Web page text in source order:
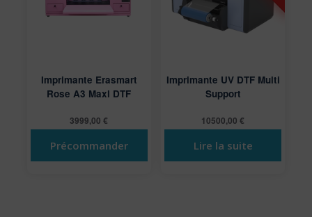
Imprimante Erasmart
Rose A3 Maxl DTF
3999,00€
Précommander
Imprimante UV DTF Multi
Support
10500,00€
Lire la suite